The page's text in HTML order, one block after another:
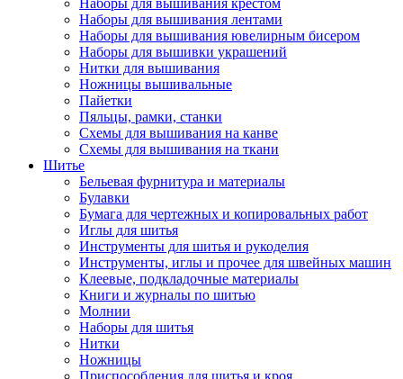
Наборы для вышивания крестом
Наборы для вышивания лентами
Наборы для вышивания ювелирным бисером
Наборы для вышивки украшений
Нитки для вышивания
Ножницы вышивальные
Пайетки
Пяльцы, рамки, станки
Схемы для вышивания на канве
Схемы для вышивания на ткани
Шитье
Бельевая фурнитура и материалы
Булавки
Бумага для чертежных и копировальных работ
Иглы для шитья
Инструменты для шитья и рукоделия
Инструменты, иглы и прочее для швейных машин
Клеевые, подкладочные материалы
Книги и журналы по шитью
Молнии
Наборы для шитья
Нитки
Ножницы
Приспособления для шитья и кроя